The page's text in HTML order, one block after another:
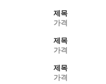
제목
가격
제목
가격
제목
가격